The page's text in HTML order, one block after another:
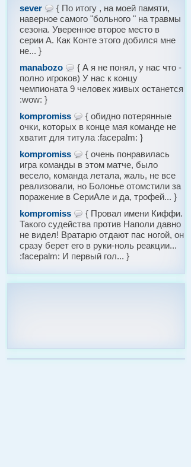
sever
{ По итогу , на моей памяти,
наверное самого "больного " на травмы
сезона. Уверенное второе место в
серии А. Как Конте этого добился мне
не... }
manabozo
{ А я не понял, у нас что -
полно игроков) У нас к концу
чемпионата 9 человек живых останется
:wow: }
kompromiss
{ обидно потерянные
очки, которых в конце мая команде не
хватит для титула :facepalm: }
kompromiss
{ очень понравилась
игра команды в этом матче, было
весело, команда летала, жаль, не все
реализовали, но Болонье отомстили за
поражение в СериАле и да, трофей... }
kompromiss
{ Провал имени Киффи.
Такого судейства против Наполи давно
не видел! Вратарю отдают пас ногой, он
сразу берет его в руки-ноль реакции...
:facepalm: И первый гол... }